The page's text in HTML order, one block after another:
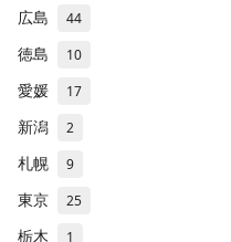
広島 44
徳島 10
愛媛 17
新潟 2
札幌 9
東京 25
栃木 1